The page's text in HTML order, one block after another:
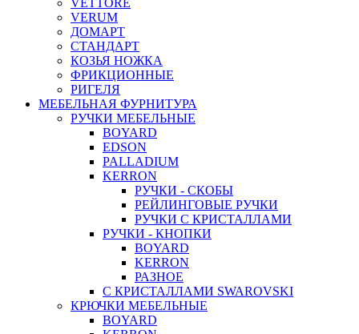
VERUM
ДОМАРТ
СТАНДАРТ
КОЗЬЯ НОЖКА
ФРИКЦИОННЫЕ
РИГЕЛЯ
МЕБЕЛЬНАЯ ФУРНИТУРА
РУЧКИ МЕБЕЛЬНЫЕ
BOYARD
EDSON
PALLADIUM
KERRON
РУЧКИ - СКОБЫ
РЕЙЛИНГОВЫЕ РУЧКИ
РУЧКИ С КРИСТАЛЛАМИ
РУЧКИ - КНОПКИ
BOYARD
KERRON
РАЗНОЕ
С КРИСТАЛЛАМИ SWAROVSKI
КРЮЧКИ МЕБЕЛЬНЫЕ
BOYARD